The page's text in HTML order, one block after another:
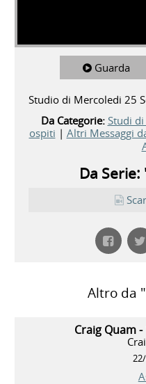
Guarda
Studio di Mercoledi 25
Da Categorie: Studi
ospiti | Altri Messaggi
Da Serie:
Altro da "
Craig Quam